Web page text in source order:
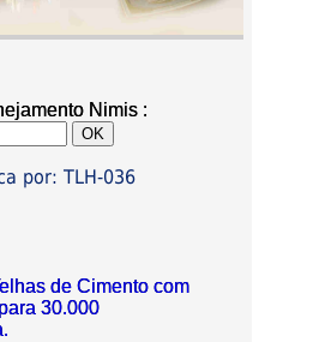
Nimis :
por: TLH-036
de Cimento com
30.000